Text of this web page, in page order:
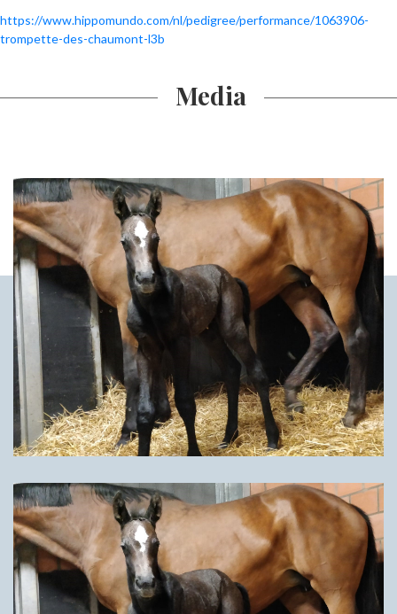
https://www.hippomundo.com/nl/pedigree/performance/1063906-
trompette-des-chaumont-l3b
Media